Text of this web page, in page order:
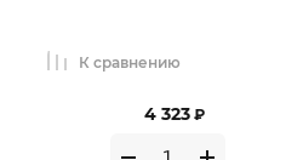
4 323 ₽
К сравнению